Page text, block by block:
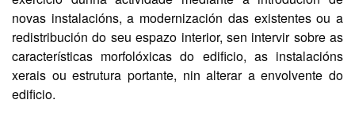
novas instalacións, a modernización das existentes ou a
redistribución do seu espazo interior, sen intervir sobre as
características morfolóxicas do edificio, as instalacións
xerais ou estrutura portante, nin alterar a envolvente do
edificio.